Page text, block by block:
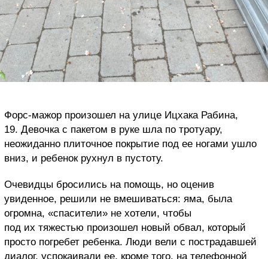
Форс-мажор произошел на улице Ицхака Рабина,
19. Девочка с пакетом в руке шла по тротуару,
неожиданно плиточное покрытие под ее ногами ушло
вниз, и ребенок рухнул в пустоту.
Очевидцы бросились на помощь, но оценив
увиденное, решили не вмешиваться: яма, была
огромна, «спасители» не хотели, чтобы
под их тяжестью произошел новый обвал, который
просто погребет ребенка. Люди вели с пострадавшей
диалог, успокаивали ее, кроме того, на телефонной